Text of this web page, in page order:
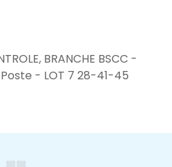
BRANCHE BSCC -
- LOT 7 28-41-45